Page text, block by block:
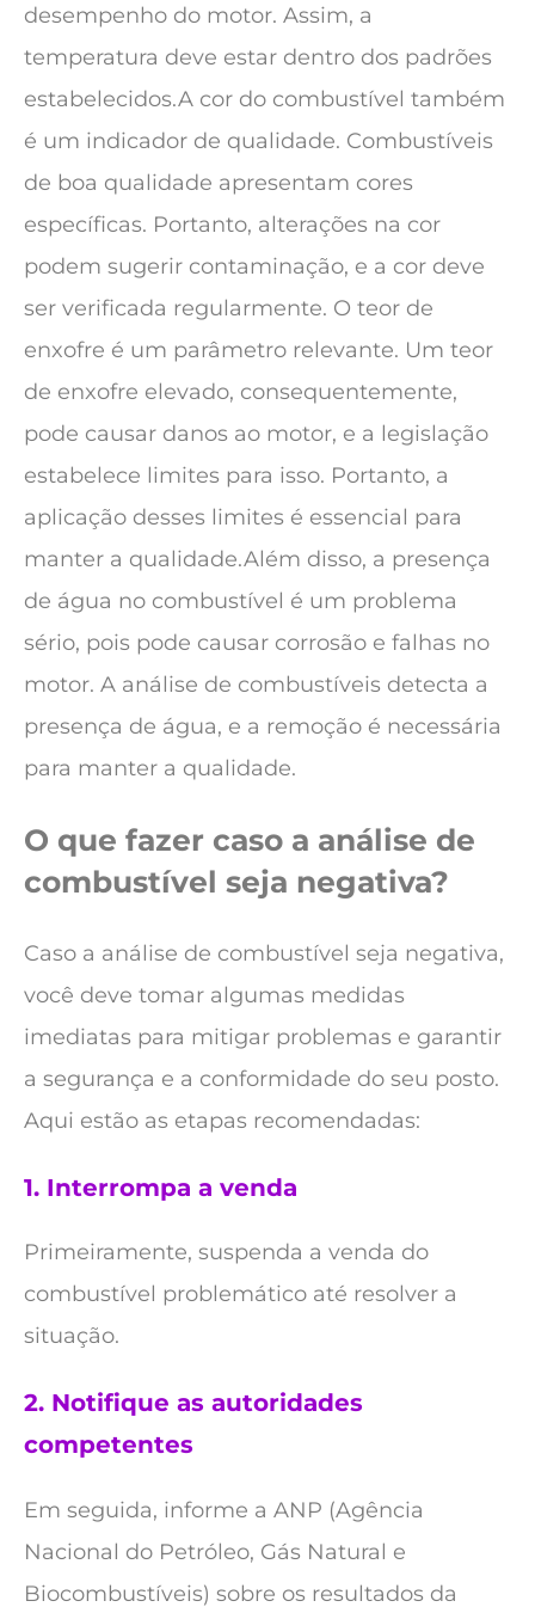
desempenho do motor. Assim, a
temperatura deve estar dentro dos padrões
estabelecidos.A cor do combustível também
é um indicador de qualidade. Combustíveis
de boa qualidade apresentam cores
específicas. Portanto, alterações na cor
podem sugerir contaminação, e a cor deve
ser verificada regularmente. O teor de
enxofre é um parâmetro relevante. Um teor
de enxofre elevado, consequentemente,
pode causar danos ao motor, e a legislação
estabelece limites para isso. Portanto, a
aplicação desses limites é essencial para
manter a qualidade.Além disso, a presença
de água no combustível é um problema
sério, pois pode causar corrosão e falhas no
motor. A análise de combustíveis detecta a
presença de água, e a remoção é necessária
para manter a qualidade.
O que fazer caso a análise de
combustível seja negativa?
Caso a análise de combustível seja negativa,
você deve tomar algumas medidas
imediatas para mitigar problemas e garantir
a segurança e a conformidade do seu posto.
Aqui estão as etapas recomendadas:
1. Interrompa a venda
Primeiramente, suspenda a venda do
combustível problemático até resolver a
situação.
2. Notifique as autoridades
competentes
Em seguida, informe a ANP (Agência
Nacional do Petróleo, Gás Natural e
Biocombustíveis) sobre os resultados da